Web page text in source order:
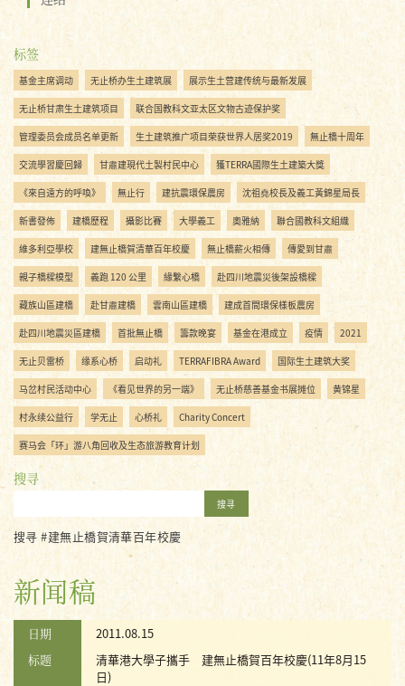
标签
基金主席调动 无止桥办生土建筑展 展示生土营建传统与最新发展
无止桥甘肃生土建筑项目 联合国教科文亚太区文物古迹保护奖
管理委员会成员名单更新 生土建筑推广项目荣获世界人居奖2019 無止橋十周年
交流學習慶回歸 甘肅建現代土製村民中心 獲TERRA國際生土建築大獎
《來自遠方的呼喚》 無止行 建抗震環保農房 沈祖堯校長及義工黃錦星局長
新書發佈 建橋歷程 攝影比賽 大學義工 奧雅納 聯合國教科文組織
維多利亞學校 建無止橋賀清華百年校慶 無止橋薪火相傳 傳愛到甘肅
親子橋樑模型 義跑 120 公里 緣繫心橋 赴四川地震災後架設橋樑
藏族山區建橋 赴甘肅建橋 雲南山區建橋 建成首間環保樣板農房
赴四川地震災區建橋 首批無止橋 籌款晚宴 基金在港成立 疫情 2021
无止贝雷桥 缘系心桥 启动礼 TERRAFIBRA Award 国际生土建筑大奖
马岔村民活动中心 《看见世界的另一端》 无止桥慈善基金书展摊位 黄锦星
村永续公益行 学无止 心桥礼 Charity Concert
赛马会「环」游八角回收及生态旅游教育计划
搜寻
搜寻
搜寻 #建無止橋賀清華百年校慶
新闻稿
日期
2011.08.15
标题
清華港大學子攜手 建無止橋賀百年校慶(11年8月15
日)